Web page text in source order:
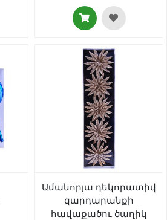
Ամանորյա դեկորատիվ
զարդարանքի
հավաքածու ծաղիկ